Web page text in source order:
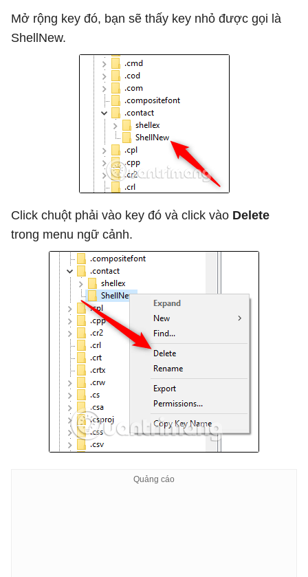
Mở rộng key đó, bạn sẽ thấy key nhỏ được gọi là
ShellNew.
Click chuột phải vào key đó và click vào Delete
trong menu ngữ cảnh.